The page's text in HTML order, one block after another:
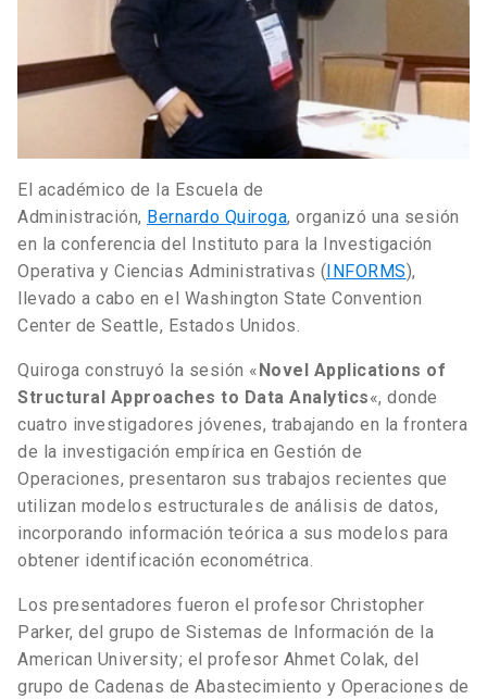
El académico de la Escuela de
Administración, Bernardo Quiroga, organizó una sesión
en la conferencia del Instituto para la Investigación
Operativa y Ciencias Administrativas ( INFORMS),
llevado a cabo en el Washington State Convention
Center de Seattle, Estados Unidos.
Quiroga construyó la sesión « Novel Applications of
Structural Approaches to Data Analytics«, donde
cuatro investigadores jóvenes, trabajando en la frontera
de la investigación empírica en Gestión de
Operaciones, presentaron sus trabajos recientes que
utilizan modelos estructurales de análisis de datos,
incorporando información teórica a sus modelos para
obtener identificación econométrica.
Los presentadores fueron el profesor Christopher
Parker, del grupo de Sistemas de Información de la
American University; el profesor Ahmet Colak, del
grupo de Cadenas de Abastecimiento y Operaciones de